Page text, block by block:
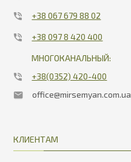
+38 067 679 88 02
+38 097 8 420 400
МНОГОКАНАЛЬНЫЙ:
+38(0352) 420-400
office@mirsemyan.com.ua
КЛИЕНТАМ